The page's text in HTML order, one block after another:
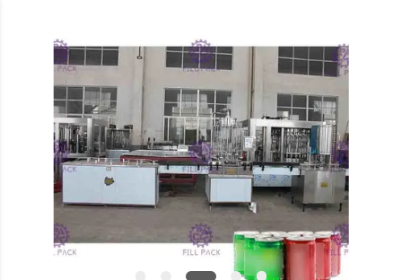
SITE
POLITIQUE
CONFIDENTIALITÉ